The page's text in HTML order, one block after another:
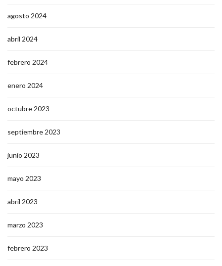
agosto 2024
abril 2024
febrero 2024
enero 2024
octubre 2023
septiembre 2023
junio 2023
mayo 2023
abril 2023
marzo 2023
febrero 2023